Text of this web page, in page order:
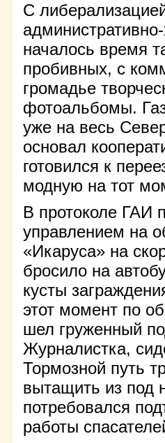
С
началось время
пробивных, с
громадье
фотоальбомы.
уже на весь
основал
готовился к
модную на тот
В протоколе ГАИ
управлением на
«Икаруса» на
бросило на
кусты
этот момент по
шел груженный
Журналистка,
Тормозной путь
вытащить из под
потребовался
работы